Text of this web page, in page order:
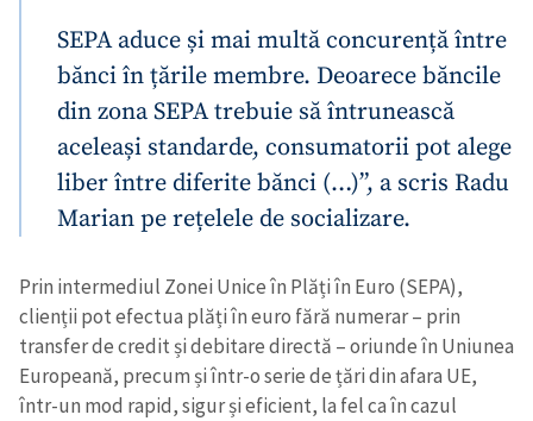
SEPA aduce și mai multă concurență între
bănci în țările membre. Deoarece băncile
din zona SEPA trebuie să întrunească
aceleași standarde, consumatorii pot alege
liber între diferite bănci (…)”, a scris Radu
Marian pe rețelele de socializare.
Prin intermediul Zonei Unice în Plăți în Euro (SEPA),
clienții pot efectua plăți în euro fără numerar – prin
transfer de credit și debitare directă – oriunde în Uniunea
Europeană, precum și într-o serie de țări din afara UE,
într-un mod rapid, sigur și eficient, la fel ca în cazul